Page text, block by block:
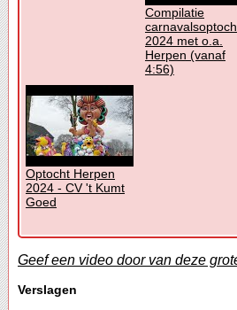
Compilatie
2024 met o.a.
Herpen (vanaf
4:56)
Optocht Herpen
2024 - CV 't Kumt
Goed
Geef een video door van deze
Verslagen